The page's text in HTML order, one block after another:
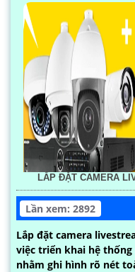
LẮP ĐẶT CAMERA
Lần xem: 2892
Lắp đặt camera
việc triển khai hệ
nhằm ghi hình rõ nét